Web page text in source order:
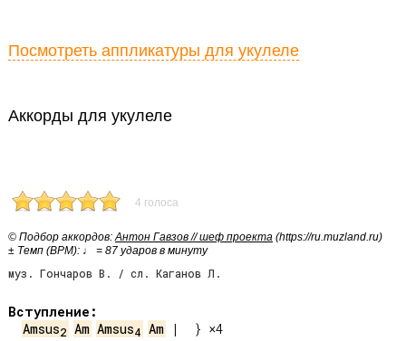
Аккорды для укулеле
4 голоса
© Подбор аккордов:Антон Гавзов // шеф проекта (https://ru.muzland.ru)
± Темп (BPM): ♩ = 87 ударов в минуту
муз. Гончаров В. / сл. Каганов Л.
Вступление:
Amsus2 Am Amsus4 Am |  } ×4
Посмотреть аппликатуры для укулеле